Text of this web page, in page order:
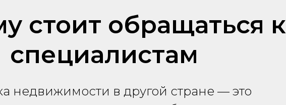
стоит обращаться к
специалистам
недвижимости в другой стране — это